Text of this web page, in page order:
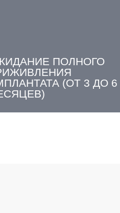
ПОЛНОГО
(ОТ 3 ДО 6